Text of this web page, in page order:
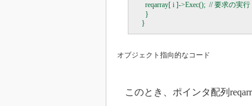
      reqarray[ i ]->Exec();  // 要求の実行
      }
オブジェクト指向的なコード
このとき、ポインタ配列